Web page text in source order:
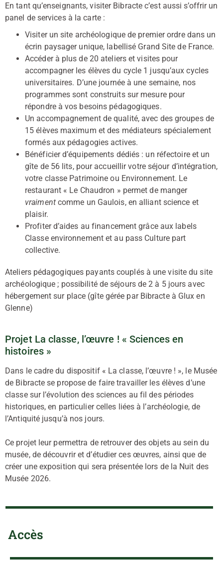
En tant qu’enseignants, visiter Bibracte c’est aussi s’offrir un
panel de services à la carte :
Visiter un site archéologique de premier ordre dans un
écrin paysager unique, labellisé Grand Site de France.
Accéder à plus de 20 ateliers et visites pour
accompagner les élèves du cycle 1 jusqu’aux cycles
universitaires. D’une journée à une semaine, nos
programmes sont construits sur mesure pour
répondre à vos besoins pédagogiques.
Un accompagnement de qualité, avec des groupes de
15 élèves maximum et des médiateurs spécialement
formés aux pédagogies actives.
Bénéficier d’équipements dédiés : un réfectoire et un
gîte de 56 lits, pour accueillir votre séjour d’intégration,
votre classe Patrimoine ou Environnement. Le
restaurant « Le Chaudron » permet de manger
vraimentcomme un Gaulois, en alliant science et
plaisir.
Profiter d’aides au financement grâce aux labels
Classe environnement et au pass Culture part
collective.
Ateliers pédagogiques payants couplés à une visite du site
archéologique ; possibilité de séjours de 2 à 5 jours avec
hébergement sur place (gîte gérée par Bibracte à Glux en
Glenne)
Projet La classe, l’œuvre ! « Sciences en
histoires »
Dans le cadre du dispositif « La classe, l’œuvre ! », le Musée
de Bibracte se propose de faire travailler les élèves d’une
classe sur l’évolution des sciences au fil des périodes
historiques, en particulier celles liées à l’archéologie, de
l’Antiquité jusqu’à nos jours.
Ce projet leur permettra de retrouver des objets au sein du
musée, de découvrir et d’étudier ces œuvres, ainsi que de
créer une exposition qui sera présentée lors de la Nuit des
Musée 2026.
Accès